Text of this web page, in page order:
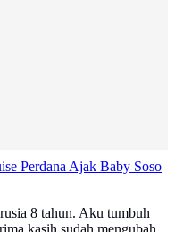
Perdana Ajak Baby Soso
8 tahun. Aku tumbuh